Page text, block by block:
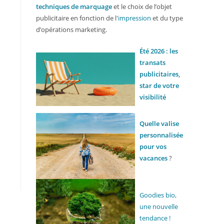
techniques de marquageet le choix de l’objet
publicitaire en fonction de l'impression et du type
d’opérations marketing.
Été 2026 : les
transats
publicitaires,
star de votre
visibilité
Quelle valise
personnalisée
pour vos
vacances?
Goodies bio,
une nouvelle
tendance !